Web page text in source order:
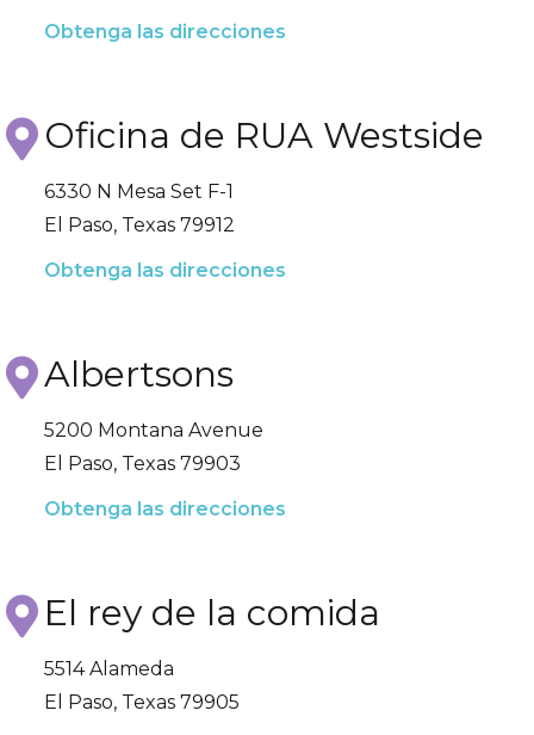
Obtenga las direcciones
Oficina de RUA Westside
6330 N Mesa Set F-1
El Paso, Texas 79912
Obtenga las direcciones
Albertsons
5200 Montana Avenue
El Paso, Texas 79903
Obtenga las direcciones
El rey de la comida
5514 Alameda
El Paso, Texas 79905